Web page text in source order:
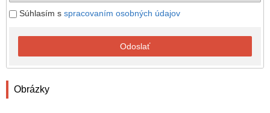
Súhlasím s spracovaním osobných údajov
Odoslať
Obrázky